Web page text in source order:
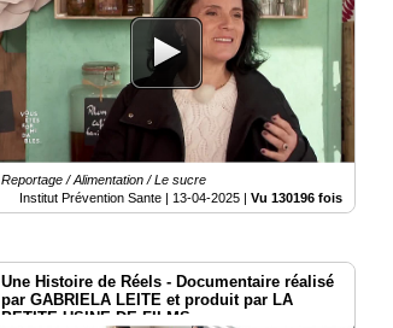
Reportage / Alimentation / Le sucre
Institut Prévention Sante | 13-04-2025 |Vu 130196 fois
Une Histoire de Réels - Documentaire réalisé
par GABRIELA LEITE et produit par LA
PETITE USINE DE FILMS